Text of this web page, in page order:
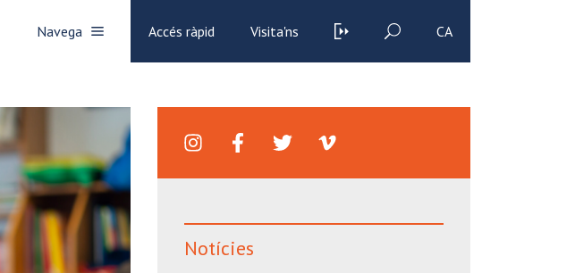
Navega Accés ràpid Visita'ns CA
Notícies